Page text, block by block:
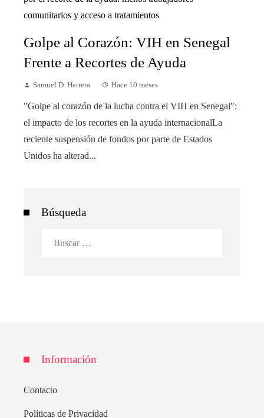
Golpe al Corazón: VIH en Senegal
Frente a Recortes de Ayuda
Samuel D. Herrera Hace 10 meses
"Golpe al corazón de la lucha contra el VIH en Senegal":
el impacto de los recortes en la ayuda internacionalLa
reciente suspensión de fondos por parte de Estados
Unidos ha alterad...
Búsqueda
Información
Contacto
Políticas de Privacidad